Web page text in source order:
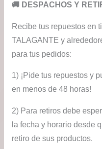
​🚚​ DESPACHOS Y
Recibe tus repuestos en
TALAGANTE y
para tus pedidos:
1) ¡Pide tus repuestos y
en menos de 48 horas!
2) Para retiros debe
la fecha y horario desde
retiro de sus productos.